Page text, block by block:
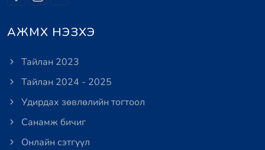
АЖМХ НЭЗХЭ
Тайлан 2023
Тайлан 2024 - 2025
Удирдах зөвлөлийн тогтоол
Санамж бичиг
Онлайн сэтгүүл